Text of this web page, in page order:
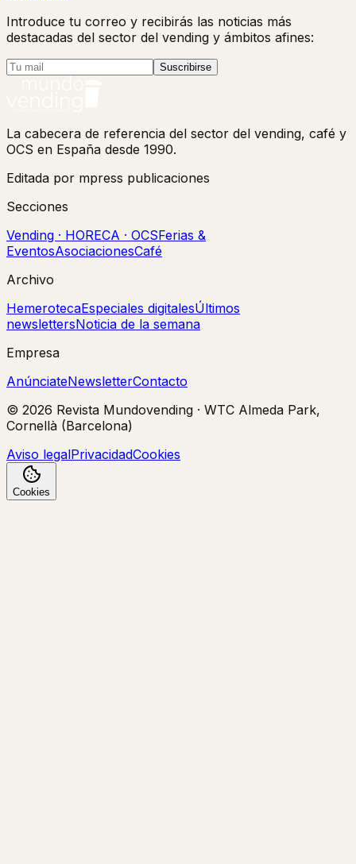
Introduce tu correo y recibirás las noticias más
destacadas del sector del vending y ámbitos afines:
Suscribirse
La cabecera de referencia del sector del vending, café y
OCS en España desde 1990.
Editada por mpress publicaciones
Secciones
Vending · HORECA · OCSFerias &
EventosAsociacionesCafé
Archivo
HemerotecaEspeciales digitalesÚltimos
newslettersNoticia de la semana
Empresa
AnúnciateNewsletterContacto
© 2026 Revista Mundovending · WTC Almeda Park,
Cornellà (Barcelona)
Aviso legalPrivacidadCookies
Cookies